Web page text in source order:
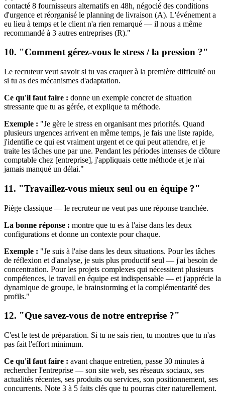
contacté 8 fournisseurs alternatifs en 48h, négocié des conditions
d'urgence et réorganisé le planning de livraison (A). L'événement a
eu lieu à temps et le client n'a rien remarqué — il nous a même
recommandé à 3 autres entreprises (R)."
10. "Comment gérez-vous le stress / la pression ?"
Le recruteur veut savoir si tu vas craquer à la première difficulté ou
si tu as des mécanismes d'adaptation.
Ce qu'il faut faire : donne un exemple concret de situation
stressante que tu as gérée, et explique ta méthode.
Exemple : "Je gère le stress en organisant mes priorités. Quand
plusieurs urgences arrivent en même temps, je fais une liste rapide,
j'identifie ce qui est vraiment urgent et ce qui peut attendre, et je
traite les tâches une par une. Pendant les périodes intenses de clôture
comptable chez [entreprise], j'appliquais cette méthode et je n'ai
jamais manqué un délai."
11. "Travaillez-vous mieux seul ou en équipe ?"
Piège classique — le recruteur ne veut pas une réponse tranchée.
La bonne réponse : montre que tu es à l'aise dans les deux
configurations et donne un contexte pour chaque.
Exemple : "Je suis à l'aise dans les deux situations. Pour les tâches
de réflexion et d'analyse, je suis plus productif seul — j'ai besoin de
concentration. Pour les projets complexes qui nécessitent plusieurs
compétences, le travail en équipe est indispensable — et j'apprécie la
dynamique de groupe, le brainstorming et la complémentarité des
profils."
12. "Que savez-vous de notre entreprise ?"
C'est le test de préparation. Si tu ne sais rien, tu montres que tu n'as
pas fait l'effort minimum.
Ce qu'il faut faire : avant chaque entretien, passe 30 minutes à
rechercher l'entreprise — son site web, ses réseaux sociaux, ses
actualités récentes, ses produits ou services, son positionnement, ses
concurrents. Note 3 à 5 faits clés que tu pourras citer naturellement.